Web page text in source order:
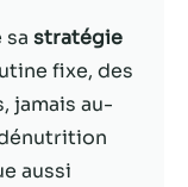
sa stratégie
fixe, des
jamais au-
aussi
que notre